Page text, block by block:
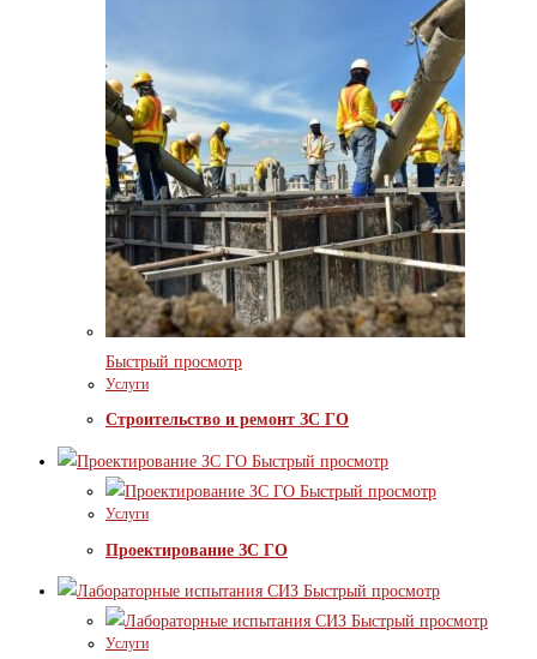
Быстрый просмотр
Услуги
Строительство и ремонт ЗС ГО
Быстрый просмотр
Быстрый просмотр
Услуги
Проектирование ЗС ГО
Быстрый просмотр
Быстрый просмотр
Услуги